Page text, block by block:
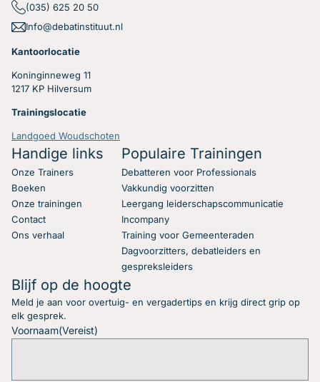
(035) 625 20 50
Info@debatinstituut.nl
Kantoorlocatie
Koninginneweg 11
1217 KP Hilversum
Trainingslocatie
Landgoed Woudschoten
Handige links
Onze Trainers
Boeken
Onze trainingen
Contact
Ons verhaal
Populaire Trainingen
Debatteren voor Professionals
Vakkundig voorzitten
Leergang leiderschapscommunicatie
Incompany
Training voor Gemeenteraden
Dagvoorzitters, debatleiders en
gespreksleiders
Blijf op de hoogte
Meld je aan voor overtuig- en vergadertips en krijg direct grip op
elk gesprek.
Voornaam(Vereist)